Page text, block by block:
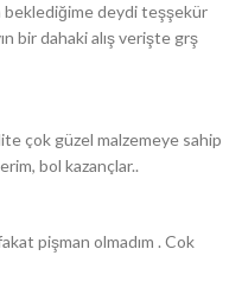
beklediğime deydi teşşekür
bir dahaki alış verişte grş
çok güzel malzemeye sahip
bol kazançlar..
pişman olmadım . Cok